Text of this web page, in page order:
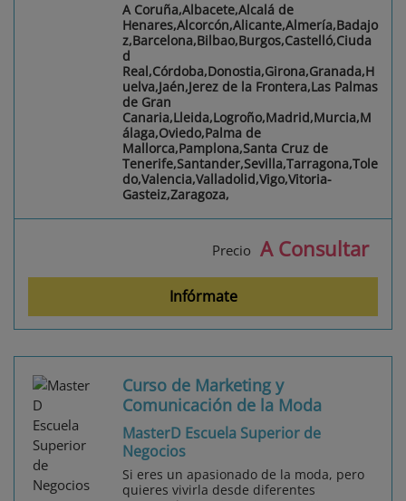
A Coruña,Albacete,Alcalá de
Henares,Alcorcón,Alicante,Almería,Badajo
z,Barcelona,Bilbao,Burgos,Castelló,Ciuda
d
Real,Córdoba,Donostia,Girona,Granada,H
uelva,Jaén,Jerez de la Frontera,Las Palmas
de Gran
Canaria,Lleida,Logroño,Madrid,Murcia,M
álaga,Oviedo,Palma de
Mallorca,Pamplona,Santa Cruz de
Tenerife,Santander,Sevilla,Tarragona,Tole
do,Valencia,Valladolid,Vigo,Vitoria-
Gasteiz,Zaragoza,
Precio A Consultar
Infórmate
Curso de Marketing y
Comunicación de la Moda
MasterD Escuela Superior de
Negocios
Si eres un apasionado de la moda, pero
quieres vivirla desde diferentes